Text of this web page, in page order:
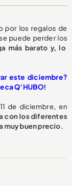
por los regalos de
puede perder los
más barato y, lo
este diciembre?
Q’HUBO!
de diciembre, en
con los diferentes
muy buen precio.